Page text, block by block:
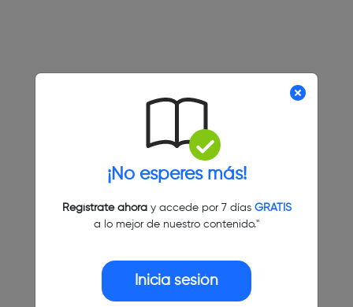
¡No esperes más!
Regístrate ahoray accede por 7 días GRATIS
a lo mejor de nuestro contenido."
Inicia sesión